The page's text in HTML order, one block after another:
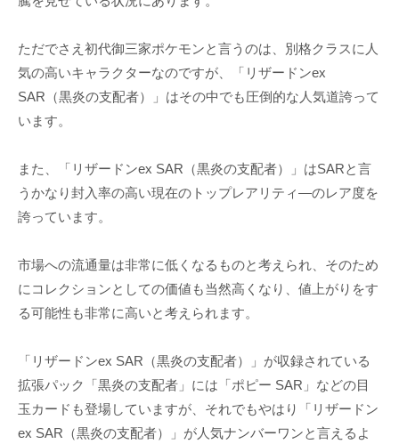
ただでさえ初代御三家ポケモンと言うのは、別格クラスに人
気の高いキャラクターなのですが、「リザードンex
SAR（黒炎の支配者）」はその中でも圧倒的な人気道誇って
います。
また、「リザードンex SAR（黒炎の支配者）」はSARと言
うかなり封入率の高い現在のトップレアリティ―のレア度を
誇っています。
市場への流通量は非常に低くなるものと考えられ、そのため
にコレクションとしての価値も当然高くなり、値上がりをす
る可能性も非常に高いと考えられます。
「リザードンex SAR（黒炎の支配者）」が収録されている
拡張パック「黒炎の支配者」には「ポピー SAR」などの目
玉カードも登場していますが、それでもやはり「リザードン
ex SAR（黒炎の支配者）」が人気ナンバーワンと言えるよ